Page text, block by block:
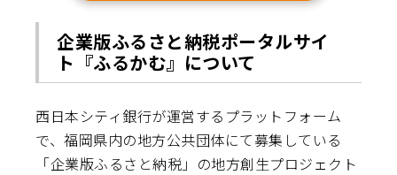
企業版ふるさと納税ポータルサイ
ト『ふるかむ』について
西日本シティ銀行が運営するプラットフォーム
で、福岡県内の地方公共団体にて募集している
「企業版ふるさと納税」の地方創生プロジェクト